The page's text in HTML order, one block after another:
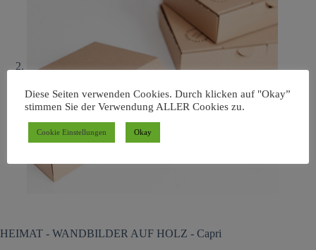
HEIMAT - WANDBILDER AUF HOLZ - Capri
Diese Seiten verwenden Cookies. Durch klicken auf "Okay”
stimmen Sie der Verwendung ALLER Cookies zu.
Cookie Einstellungen Okay